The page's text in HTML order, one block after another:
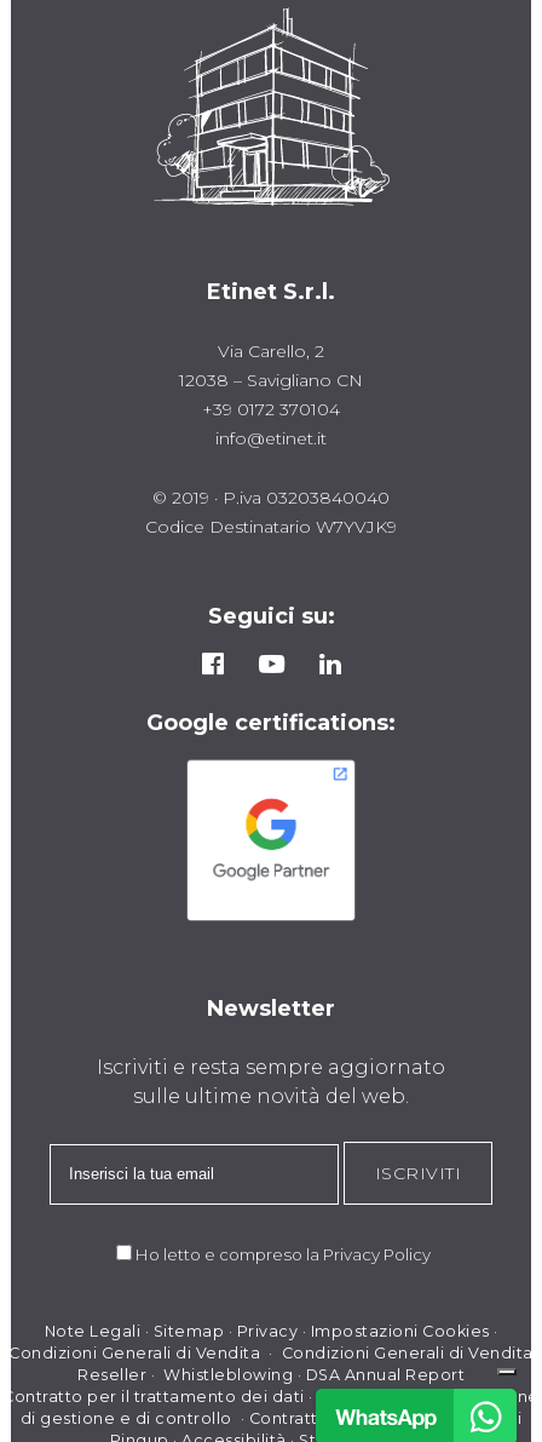
Etinet S.r.l.
Via Carello, 2
12038 – Savigliano CN
+39 0172 370104
info@etinet.it
© 2019 · P.iva 03203840040
Codice Destinatario W7YVJK9
Seguici su:
Google certifications:
Newsletter
Iscriviti e resta sempre aggiornato
sulle ultime novità del web.
ISCRIVITI
Ho letto e compreso la Privacy Policy
Note Legali · Sitemap · Privacy · Impostazioni Cookies ·
Condizioni Generali di Vendita · Condizioni Generali di Vendita
Reseller · Whistleblowing · DSA Annual Report
Contratto per il trattamento dei dati ·Modello di organizzazione
di gestione e di controllo
· Contratto per il Trattamento dati